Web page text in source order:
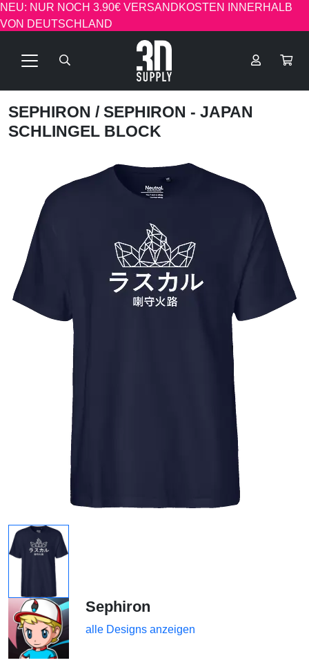
NEU: NUR NOCH 3.90€ VERSANDKOSTEN INNERHALB
VON DEUTSCHLAND
SEPHIRON / SEPHIRON - JAPAN
SCHLINGEL BLOCK
Sephiron
alle Designs anzeigen